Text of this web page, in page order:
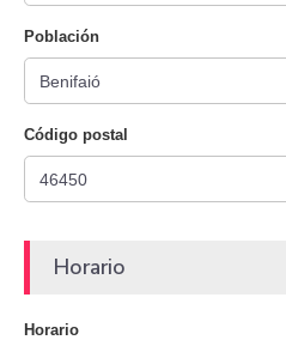
Población
Código postal
Horario
Horario